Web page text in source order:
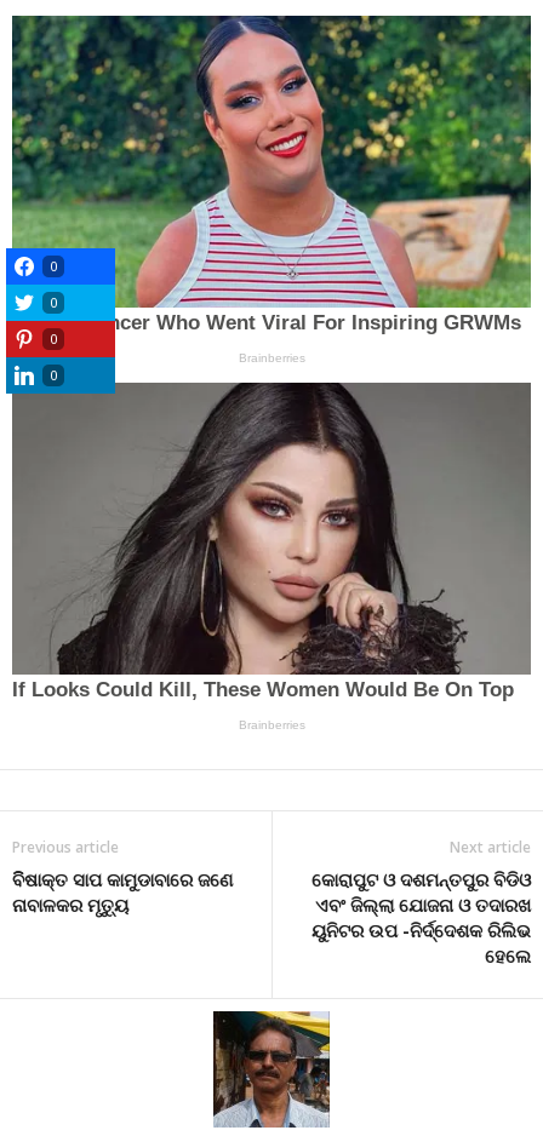
Previous article
ବିିଷାକ୍ତ ସାପ କାମୁଡାବାରେ ଜଣେ
ନାବାଳକର ମୃତ୍ୟୁ
Next article
କୋରାପୁଟ ଓ ଦଶମନ୍ତପୁର ବିଡିଓ
ଏବଂ ଜିଲ୍ଲା ଯୋଜନା ଓ ତଦାରଖ
ୟୁନିଟର ଉପ -ନିର୍ଦ୍ଦେଶକ ରିଲିଭ
ହେଲେ
0
0
0
0